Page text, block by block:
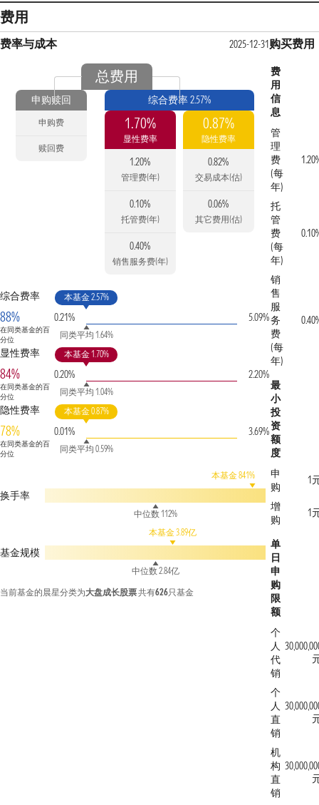
费用
费率与成本 2025-12-31
总费用
申购赎回
申购费
赎回费
综合费率 2.57%
1.70%
显性费率
1.20%
管理费(年)
0.10%
托管费(年)
0.40%
销售服务费(年)
0.87%
隐性费率
0.82%
交易成本(估)
0.06%
其它费用(估)
综合费率
88%
在同类基金的百
分位
0.21%
本基金 2.57%
同类平均 1.64%
5.09%
显性费率
84%
在同类基金的百
分位
0.20%
本基金 1.70%
同类平均 1.04%
2.20%
隐性费率
78%
在同类基金的百
分位
0.01%
本基金 0.87%
同类平均 0.59%
3.69%
换手率
本基金 841%
中位数 112%
基金规模
本基金 3.89亿
中位数 2.84亿
当前基金的晨星分类为大盘成长股票共有626只基金
购买费用
费
用
信
息
管
理
费
(每
年)
托
管
费
(每
年)
销
售
服
务
费
(每
年)
最
小
投
资
额
度
申
购
1
增
购
1
单
日
申
购
限
额
个
人
代
销
个
人
直
销
机
构
直
销